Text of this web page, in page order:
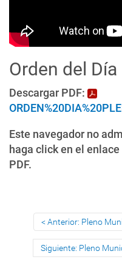
Orden del Día
Descargar PDF:
Este navegador no
haga click en el
PDF.
Anterior: Pleno
Siguiente: Pleno